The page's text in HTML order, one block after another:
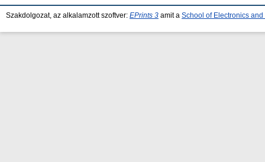
Szakdolgozat, az alkalamzott szoftver: EPrints 3 amit a School of Electronics